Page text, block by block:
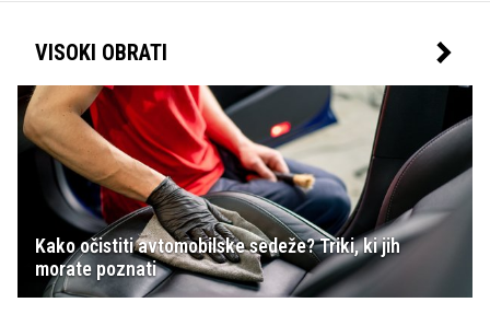
VISOKI OBRATI
Kako očistiti avtomobilske sedeže? Triki, ki jih
morate poznati